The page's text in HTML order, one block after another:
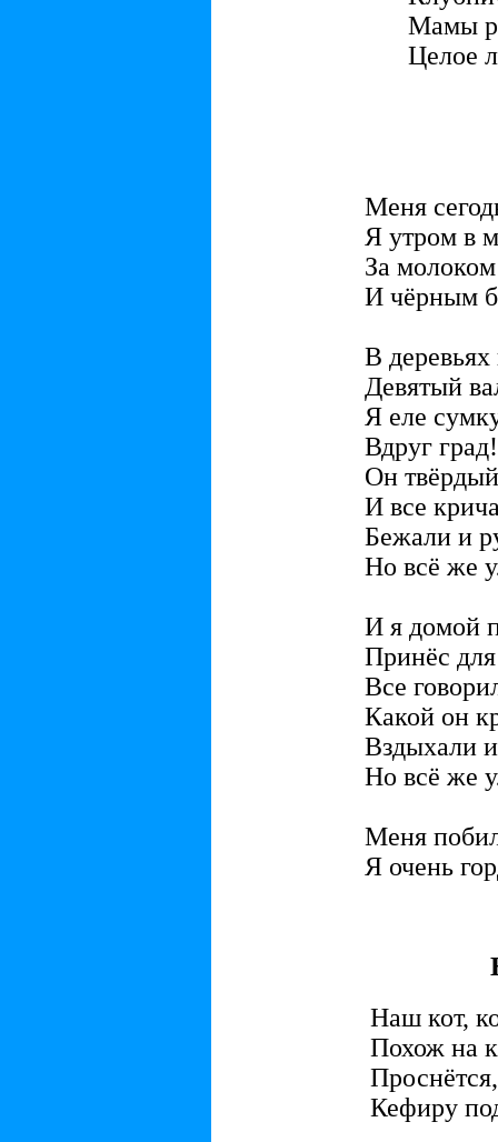
Мамы
Целое
Меня
Я утром в
За
И чёрным
В
Девятый
Я еле
Вдруг град!
Он
И все
Бежали и
Но всё же
И я домой
Принёс
Все
Какой он
Вздыхали
Но всё же
Меня
Я очень
Наш кот,
Похож на
Кефиру